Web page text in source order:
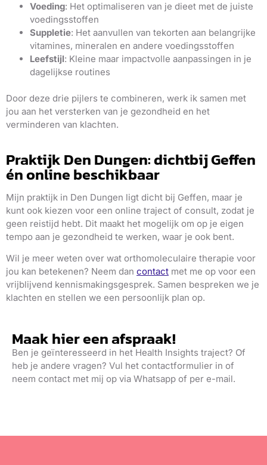
Voeding: Het optimaliseren van je dieet met de juiste
voedingsstoffen
Suppletie: Het aanvullen van tekorten aan belangrijke
vitamines, mineralen en andere voedingsstoffen
Leefstijl: Kleine maar impactvolle aanpassingen in je
dagelijkse routines
Door deze drie pijlers te combineren, werk ik samen met
jou aan het versterken van je gezondheid en het
verminderen van klachten.
Praktijk Den Dungen: dichtbij Geffen
én online beschikbaar
Mijn praktijk in Den Dungen ligt dicht bij Geffen, maar je
kunt ook kiezen voor een online traject of consult, zodat je
geen reistijd hebt. Dit maakt het mogelijk om op je eigen
tempo aan je gezondheid te werken, waar je ook bent.
Wil je meer weten over wat orthomoleculaire therapie voor
jou kan betekenen? Neem dan contact met me op voor een
vrijblijvend kennismakingsgesprek. Samen bespreken we je
klachten en stellen we een persoonlijk plan op.
Maak hier een afspraak!
Ben je geïnteresseerd in het Health Insights traject? Of
heb je andere vragen? Vul het contactformulier in of
neem contact met mij op via Whatsapp of per e-mail.